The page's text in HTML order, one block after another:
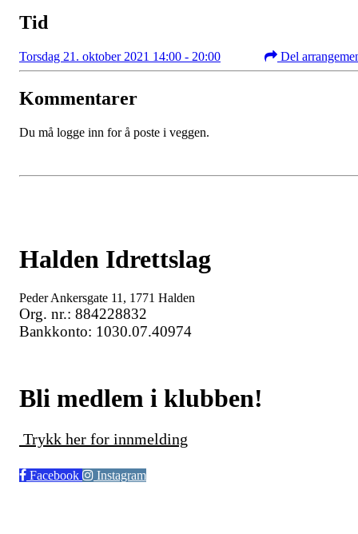
Tid
Torsdag 21. oktober 2021 14:00 - 20:00 Del
Kommentarer
Du må logge inn for å poste i veggen.
Halden Idrettslag
Peder Ankersgate 11, 1771 Halden
Org. nr.: 884228832
Bankkonto: 1030.07.40974
Bli medlem i klubben!
Trykk her for innmelding
Facebook Instagram